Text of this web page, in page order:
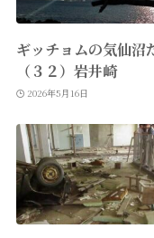
ギッチョムの気仙沼
（３２）岩井崎
2026年5月16日